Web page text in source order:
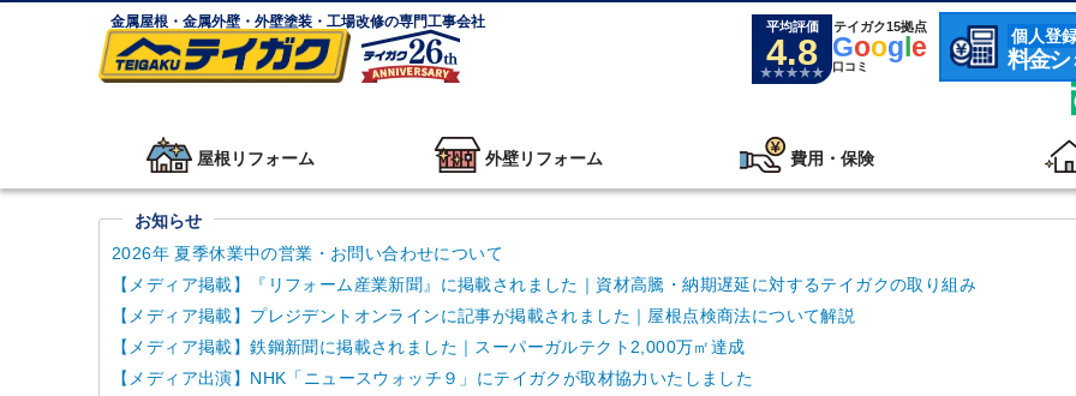
金属屋根・金属外壁・外壁塗装・工場改修の専門工事会社 平均評価
4.8
テイガク15拠点
Google
口コミ
個人登
料金シ
屋根リフォーム 外壁リフォーム 費用・保険
お知らせ
2026年 夏季休業中の営業・お問い合わせについて
【メディア掲載】『リフォーム産業新聞』に掲載されました｜資材高騰・納期遅延に対するテイガクの取り組み
【メディア掲載】プレジデントオンラインに記事が掲載されました｜屋根点検商法について解説
【メディア掲載】鉄鋼新聞に掲載されました｜スーパーガルテクト2,000万㎡達成
【メディア出演】NHK「ニュースウォッチ９」にテイガクが取材協力いたしました